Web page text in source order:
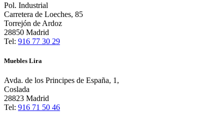
Pol. Industrial
Carretera de Loeches, 85
Torrejón de Ardoz
28850 Madrid
Tel: 916 77 30 29
Muebles Lira
Avda. de los Principes de España, 1,
Coslada
28823 Madrid
Tel: 916 71 50 46